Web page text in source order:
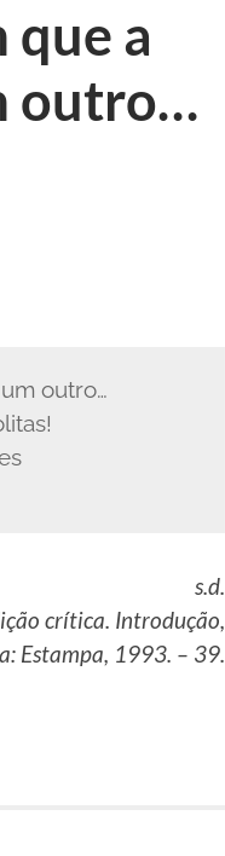
que a
outro…
outro…
s.d.
crítica. Introdução,
Estampa, 1993. – 39.